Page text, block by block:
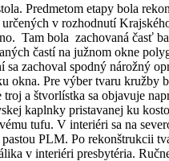
Predmetom etapy bola
v rozhodnutí
Tam bola zachovaná časť
častí na južnom okne
zachoval spodný nárožný
okna. Pre výber tvaru
a štvorlístka sa objavuje
kaplnky pristavanej ku
tufu. V interiéri sa na
PLM. Po rekonštrukcii
v interiéri presbytéria.